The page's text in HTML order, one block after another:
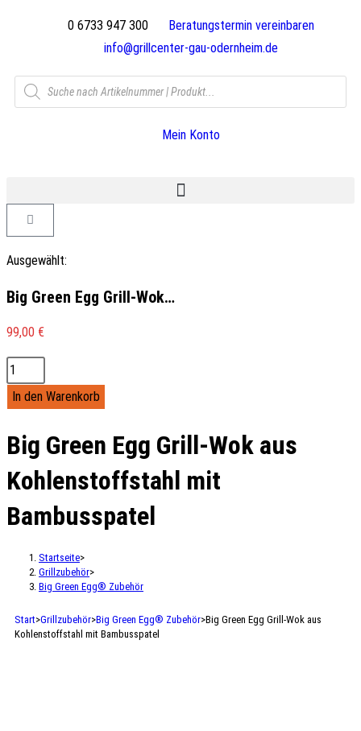
0 6733 947 300
Beratungstermin vereinbaren
info@grillcenter-gau-odernheim.de
Mein Konto
Ausgewählt:
Big Green Egg Grill-Wok…
99,00 €
In den Warenkorb
Big Green Egg Grill-Wok aus
Kohlenstoffstahl mit
Bambusspatel
Startseite>
Grillzubehör>
Big Green Egg® Zubehör
Start>Grillzubehör>Big Green Egg® Zubehör>Big Green Egg Grill-Wok aus
Kohlenstoffstahl mit Bambusspatel